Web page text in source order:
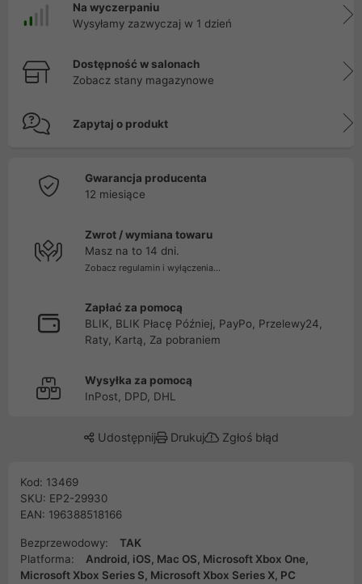
Na wyczerpaniu
Wysyłamy zazwyczaj w 1 dzień
Dostępność w salonach
Zobacz stany magazynowe
Zapytaj o produkt
Gwarancja producenta
12 miesiące
Zwrot / wymiana towaru
Masz na to 14 dni.
Zobacz regulamin i wyłączenia...
Zapłać za pomocą
BLIK, BLIK Płacę Później, PayPo, Przelewy24,
Raty, Kartą, Za pobraniem
Wysyłka za pomocą
InPost, DPD, DHL
Udostępnij Drukuj Zgłoś błąd
Kod: 13469
SKU: EP2-29930
EAN: 196388518166
Bezprzewodowy:
TAK
Platforma:
Android, iOS, Mac OS, Microsoft Xbox One,
Microsoft Xbox Series S, Microsoft Xbox Series X, PC